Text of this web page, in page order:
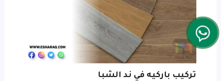
تركيب باركيه في ند الشبا